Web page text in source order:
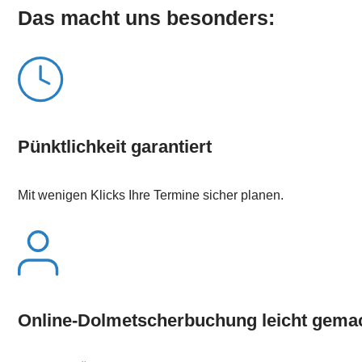
Das macht uns besonders:
Pünktlichkeit garantiert
Mit wenigen Klicks Ihre Termine sicher planen.
Online-Dolmetscherbuchung leicht